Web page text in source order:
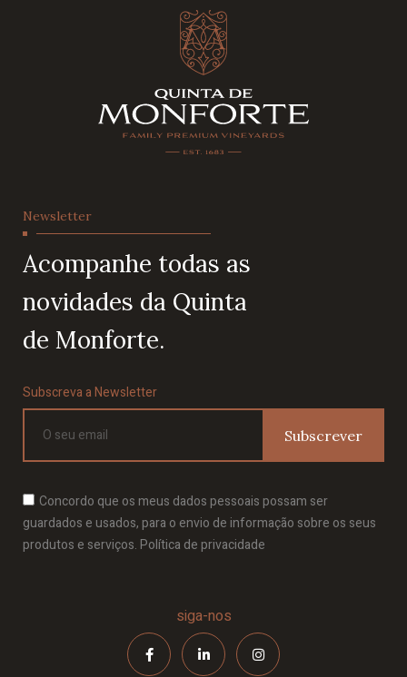
Newsletter
Acompanhe todas as
novidades da Quinta
de Monforte.
Subscreva a Newsletter
Concordo que os meus dados pessoais possam ser
guardados e usados, para o envio de informação sobre os seus
produtos e serviços. Política de privacidade
Subscrever
siga-nos